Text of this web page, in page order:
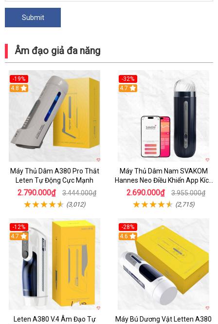
Âm đạo giả đa năng
-19%
Hot
4.8
Máy Thủ Dâm A380 Pro Thắt
Leten Tự Động Cực Mạnh
2.790.000₫ 3.444.000₫
(3,012)
-32%
Hot
4.7
Máy Thủ Dâm Nam SVAKOM
Hannes Neo Điều Khiển App Kích
Thích
2.690.000₫ 3.955.000₫
(2,715)
-12%
Hot
4.7
Leten A380 V.4 Âm Đạo Tự
-28%
Hot
4.6
Máy Bú Dương Vật Letten A380